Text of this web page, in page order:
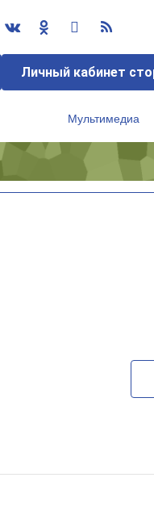
Личный кабинет
Мультимедиа